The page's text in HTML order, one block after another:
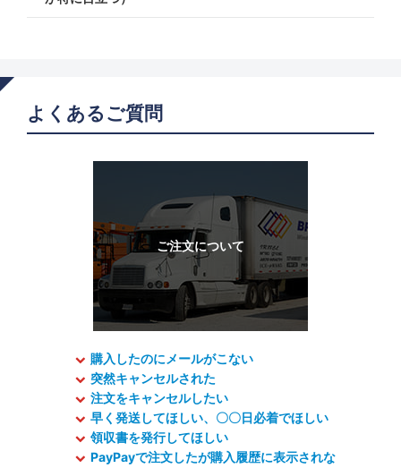
よくあるご質問
購入したのにメールがこない
突然キャンセルされた
注文をキャンセルしたい
早く発送してほしい、〇〇日必着でほしい
領収書を発行してほしい
PayPayで注文したが購入履歴に表示されな